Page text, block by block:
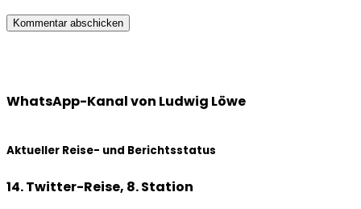
WhatsApp-Kanal von Ludwig Löwe
Aktueller Reise- und Berichtsstatus
14. Twitter-Reise, 8. Station